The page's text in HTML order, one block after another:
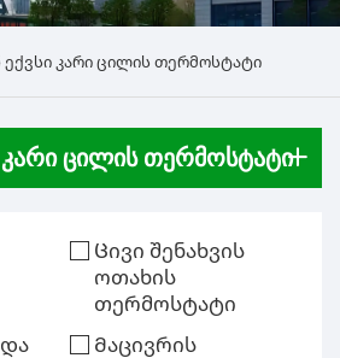
ექვსი კარი ცილის თერმოსტატი
ᲙᲐᲠᲘ ᲪᲘᲚᲘᲡ ᲗᲔᲠᲛᲝᲡᲢᲐᲢᲘ
Ცივი შენახვის
ოთახის
თერმოსტატი
Მაცივრის